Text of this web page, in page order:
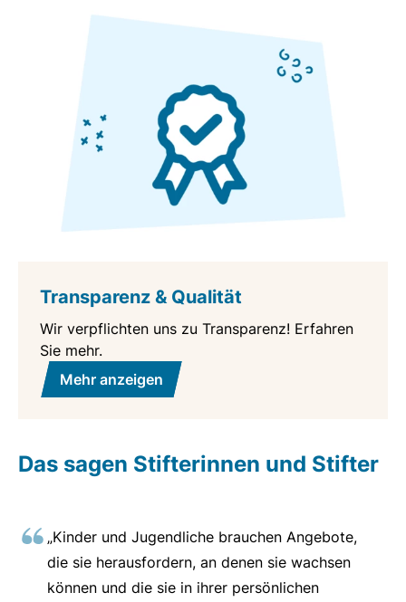
Transparenz & Qualität
Wir verpflichten uns zu Transparenz! Erfahren
Sie mehr.
Mehr anzeigen
Das sagen Stifterinnen und Stifter
„Kinder und Jugendliche brauchen Angebote,
die sie herausfordern, an denen sie wachsen
können und die sie in ihrer persönlichen